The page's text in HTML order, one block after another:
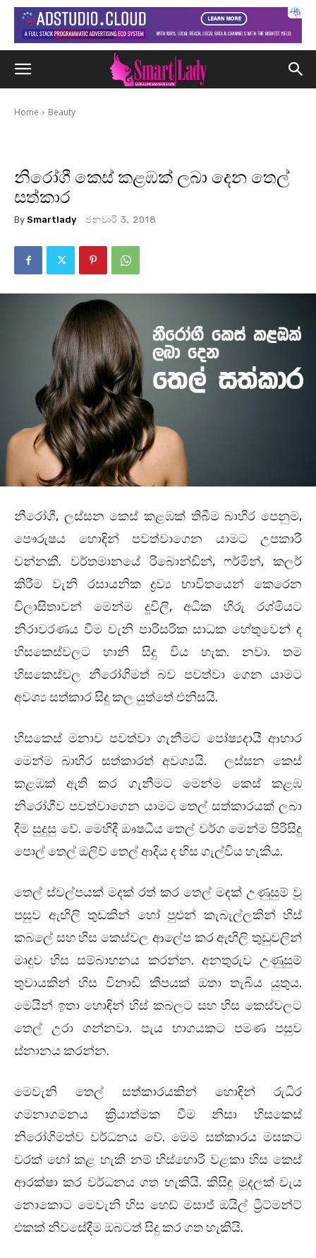
Home Beauty
නිරෝගී කෙස් කළඹක් ලබා දෙන තෙල්
සත්කාර
By Smartlady ජනවාරි 3, 2018
නීරෝගී, ලස්සන කෙස් කළඹක් තිබීම බාහිර පෙනුම,
පෞරුෂය හොඳින් පවත්වාගෙන යාමට උපකාරී
වන්නකි. වර්තමානයේ රිබොන්ඩින්, ෆර්මින්, කලර්
කිරීම වැනි රසායනික ද්‍රව්‍ය භාවිතයෙන් කෙරෙන
විලාසිතාවන් මෙන්ම දූවිලි, අධික හිරු රශ්මියට
නිරාවරණය වීම වැනි පාරිසරික සාධක හේතුවෙන් ද
හිසකෙස්වලට හානි සිදු විය හැක. නවා. තම
හිසකෙස්වල නීරෝගිමත් බව පවත්වා ගෙන යාමට
අවශ්‍ය සත්කාර සිදු කල යුත්තේ එනිසයි.
හිසකෙස් මනාව පවත්වා ගැනීමට පෝෂ්‍යදායී ආහාර
මෙන්ම බාහිර සත්කාරත් අවශ්‍යයි. ලස්සන කෙස්
කළඹක් ඇති කර ගැනීමට මෙන්ම කෙස් කළඹ
නිරෝගීව පවත්වාගෙන යාමට තෙල් සත්කාරයක් ලබා
දීම සුදුසු වේ. මෙහිදී ඖෂධීය තෙල් වර්ග මෙන්ම පිරිසිදු
පොල් තෙල් ඔලිව් තෙල් ආදිය ද හිස ගැල්විය හැකිය.
තෙල් ස්වල්පයක් මදක් රත් කර තෙල් මඳක් උණුසුම් වූ
පසුව ඇඟිලි තුඩකින් හෝ පුළුන් කැබැල්ලකින් හිස්
කබලේ සහ හිස කෙස්වල ආලේප කර ඇඟිලි තුඩුවලින්
මෘදුව හිස සම්බාහනය කරන්න. අනතුරුව උණුසුම්
තුවායකින් හිස විනාඩි කීපයක් ඔතා තැබිය යුතුය.
මෙයින් ඉතා හොඳින් හිස් කබලට සහ හිස කෙස්වලට
තෙල් උරා ගන්නවා. පැය භාගයකට පමණ පසුව
ස්නානය කරන්න.
මෙවැනි තෙල් සත්කාරයකින් හොඳින් රුධිර
ගමනාගමනය ක්‍රියාත්මක වීම නිසා හිසකෙස්
නිරෝගිමත්ව වර්ධනය වේ. මෙම සත්කාරය මසකට
වරක් හෝ කළ හැකි නම් හිස්හොරි වළකා හිස කෙස්
ආරක්ෂා කර වර්ධනය ගත හැකියි. කිසිඳු මුදලක් වැය
නොකොට මෙවැනි හිස හෙඩ් මසාජ් ඔයිල් ට්‍රීට්මන්ට්
එකක් නිවසේදීම ඔබටත් සිදු කර ගත හැකියි.